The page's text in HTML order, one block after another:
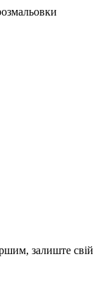
залиште свій